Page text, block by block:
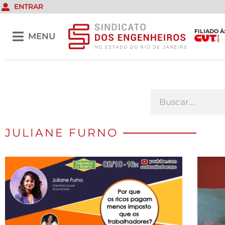
ENTRAR
MENU
FILIADO À:
JULIANE FURNO